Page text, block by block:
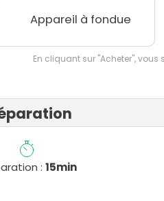
Appareil à fondue
En cliquant sur "Acheter", vous
: 15min